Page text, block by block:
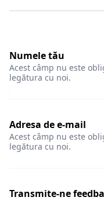
Numele tău
Acest câmp nu este
legătura cu noi.
Adresa de e-mail
Acest câmp nu este
legătura cu noi.
Transmite-ne